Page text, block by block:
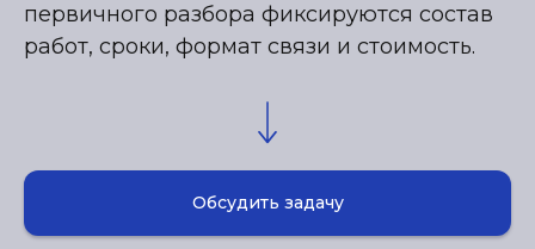
первичного разбора фиксируются состав
работ, сроки, формат связи и стоимость.
Обсудить задачу